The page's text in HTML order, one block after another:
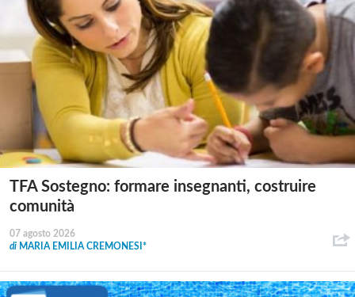
TFA Sostegno: formare insegnanti, costruire
comunità
07 agosto 2026
di MARIA EMILIA CREMONESI*